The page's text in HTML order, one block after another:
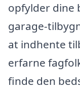
opfylder dine
garage-
at indhente
erfarne
finde den